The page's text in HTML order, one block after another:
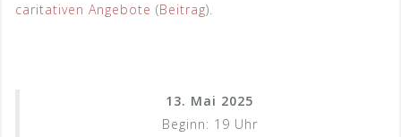
caritativen Angebote (Beitrag).
13. Mai 2025
Beginn: 19 Uhr